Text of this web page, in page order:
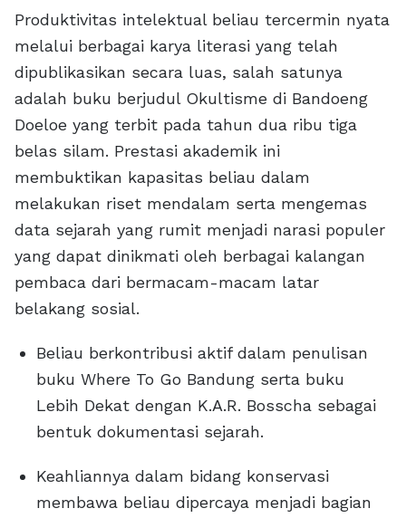
Produktivitas intelektual beliau tercermin nyata
melalui berbagai karya literasi yang telah
dipublikasikan secara luas, salah satunya
adalah buku berjudul Okultisme di Bandoeng
Doeloe yang terbit pada tahun dua ribu tiga
belas silam. Prestasi akademik ini
membuktikan kapasitas beliau dalam
melakukan riset mendalam serta mengemas
data sejarah yang rumit menjadi narasi populer
yang dapat dinikmati oleh berbagai kalangan
pembaca dari bermacam-macam latar
belakang sosial.
Beliau berkontribusi aktif dalam penulisan
buku Where To Go Bandung serta buku
Lebih Dekat dengan K.A.R. Bosscha sebagai
bentuk dokumentasi sejarah.
Keahliannya dalam bidang konservasi
membawa beliau dipercaya menjadi bagian